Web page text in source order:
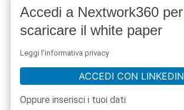
Accedi a Nextwork360 per
scaricare il white paper
Leggi l'informativa privacy
ACCEDI CON LINKEDIN
Oppure inserisci i tuoi dati